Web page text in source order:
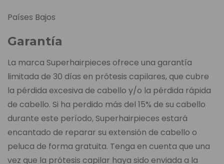
Países Bajos
Garantía
La marca Superhairpieces ofrece una garantía
limitada de 30 días en prótesis capilares, que cubre
la pérdida excesiva de cabello y/o la pérdida rápida
de cabello. Si ha perdido más del 15% de su cabello
durante este período, Superhairpieces estará
encantado de reparar su extensión de cabello o
peluca de forma gratuita. Tenga en cuenta que una
vez que la prótesis capilar haya sido enviada a la